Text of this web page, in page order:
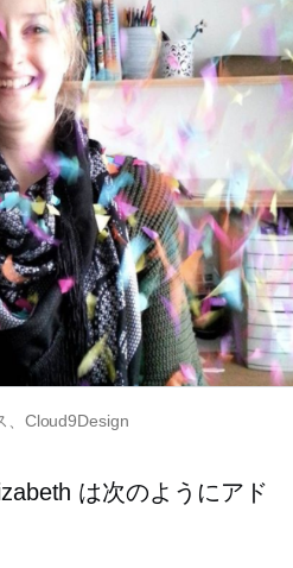
、Cloud9Design
は次のようにアド